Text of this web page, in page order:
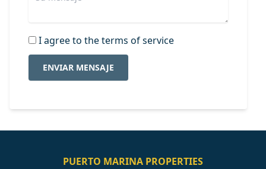
I agree to the terms of service
ENVIAR MENSAJE
PUERTO MARINA PROPERTIES